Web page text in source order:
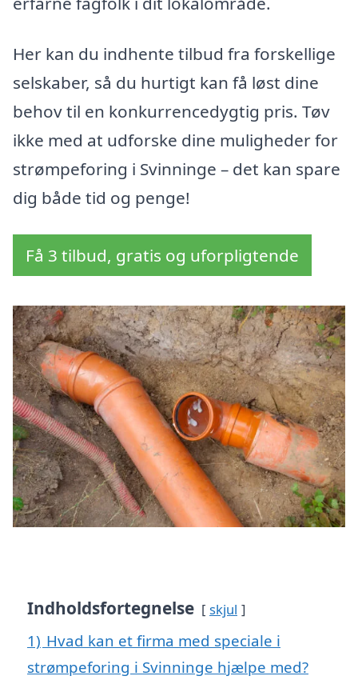
Her kan du indhente tilbud fra forskellige
selskaber, så du hurtigt kan få løst dine
behov til en konkurrencedygtig pris. Tøv
ikke med at udforske dine muligheder for
strømpeforing i Svinninge – det kan spare
dig både tid og penge!
Få 3 tilbud, gratis og uforpligtende
Indholdsfortegnelse skjul
1) Hvad kan et firma med speciale i
strømpeforing i Svinninge hjælpe med?